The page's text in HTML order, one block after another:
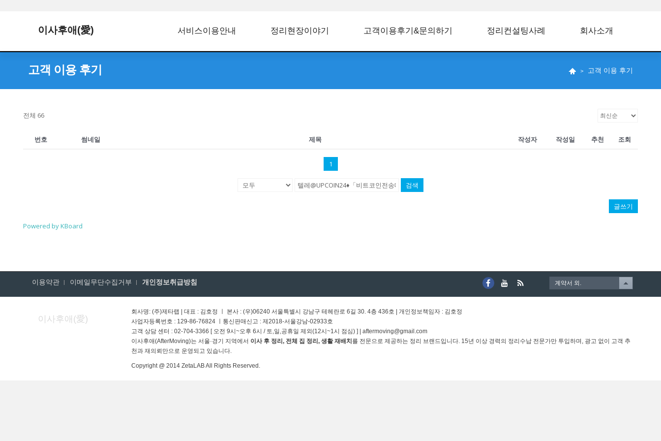
이사후애(愛) 서비스이용안내 정리현장이야기 고객이용후기&문의하기 정리컨설팅사례 회사소개
고객 이용 후기 고객 이용 후기
전체 66
번호 썸네일 제목 작성자 작성일 추천 조회
1
검색
글쓰기
Powered by KBoard
이용약관 이메일무단수집거부 개인정보취급방침 계약서 외.
이사후애(愛)
회사명: (주)제타랩 | 대표 : 김호정 ㅣ 본사 : (우)06240 서울특별시 강남구 테헤란로 6길 30. 4층 436호 | 개인정보책임자 : 김호정
사업자등록번호 : 129-86-76824 ㅣ통신판매신고 : 제2018-서울강남-02933호
고객 상담 센터 : 02-704-3366 [ 오전 9시~오후 6시 / 토,일,공휴일 제외(12시~1시 점심) ] | aftermoving@gmail.com
이사후애(AfterMoving)는 서울·경기 지역에서 이사 후 정리, 전체 집 정리, 생활 재배치 를 전문으로 제공하는 정리 브랜드입니다. 15년 이상 경력의 정리수납 전문가만 투입하며, 광고 없이 고객 추
천과 재의뢰만으로 운영되고 있습니다.
Copyright @ 2014 ZetaLAB All Rights Reserved.